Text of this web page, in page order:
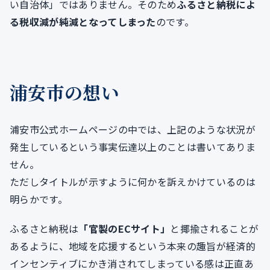
い自治体」ではありません。そのためふるさと納税によ
る税収減が純減となってしまったのです。
浦安市の想い
浦安市公式ホームページの中では、上記のような状況が
発生しているという事実伝達以上のことは書いてありま
せん。
ただしタイトルが示すように何かを訴えかけているのは
明らかです。
ふるさと納税は 「官製のECサイト」 と揶揄されることが
あるように、地域を応援するという本来の趣旨が経済的
インセンティブにかき消されてしまっている感は正直あ